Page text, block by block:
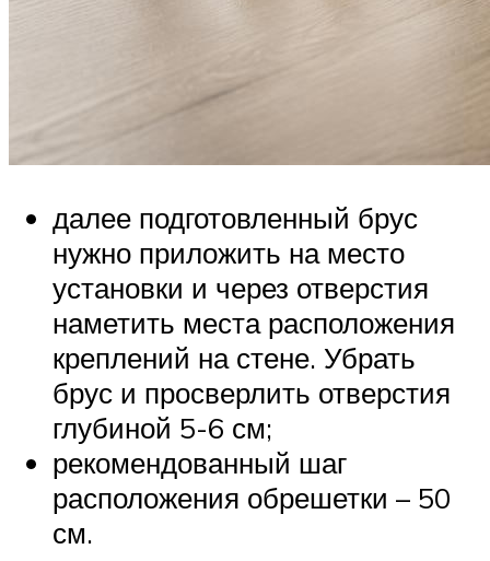
далее подготовленный брус
нужно приложить на место
установки и через отверстия
наметить места расположения
креплений на стене. Убрать
брус и просверлить отверстия
глубиной 5-6 см;
рекомендованный шаг
расположения обрешетки – 50
см.